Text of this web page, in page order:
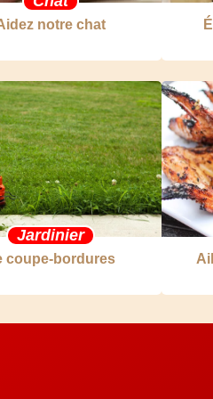
notre chat
Jardinier
coupe-bordures